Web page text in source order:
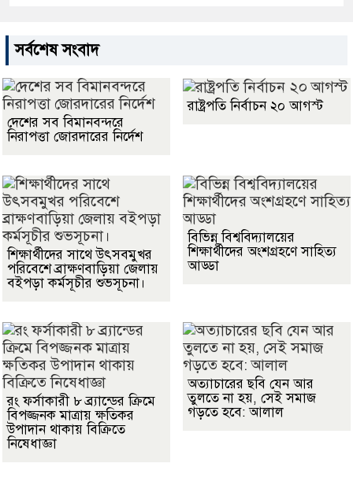
সর্বশেষ সংবাদ
দেশের সব বিমানবন্দরে
নিরাপত্তা জোরদারের নির্দেশ
রাষ্ট্রপতি নির্বাচন ২০ আগস্ট
শিক্ষার্থীদের সাথে উৎসবমুখর
পরিবেশে ব্রাক্ষণবাড়িয়া জেলায়
বইপড়া কর্মসূচীর শুভসূচনা।
বিভিন্ন বিশ্ববিদ্যালয়ের
শিক্ষার্থীদের অংশগ্রহণে সাহিত্য
আড্ডা
রং ফর্সাকারী ৮ ব্র্যান্ডের ক্রিমে
বিপজ্জনক মাত্রায় ক্ষতিকর
উপাদান থাকায় বিক্রিতে
নিষেধাজ্ঞা
অত্যাচারের ছবি যেন আর
তুলতে না হয়, সেই সমাজ
গড়তে হবে: আলাল